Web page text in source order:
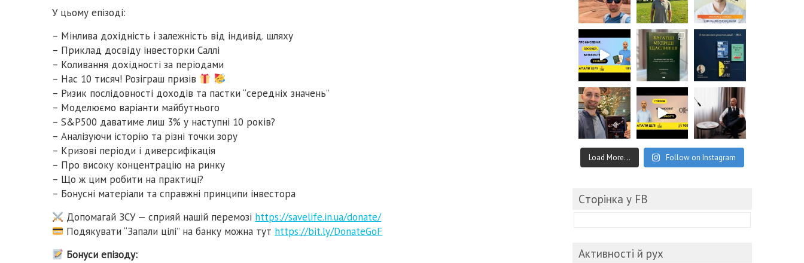
У цьому епізоді:
– Мінлива дохідність і залежність від індивід. шляху
– Приклад досвіду інвесторки Саллі
– Коливання дохідності за періодами
– Нас 10 тисяч! Розіграш призів
– Ризик послідовності доходів та пастки “середніх значень”
– Моделюємо варіанти майбутнього
– S&P500 даватиме лиш 3% у наступні 10 років?
– Аналізуючи історію та різні точки зору
– Кризові періоди і диверсифікація
– Про високу концентрацію на ринку
– Що ж цим робити на практиці?
– Бонусні матеріали та справжні принципи інвестора
Допомагай ЗСУ — сприяй нашій перемозі https://savelife.in.ua/donate/
Подякувати “Запали цілі” на банку можна тут https://bit.ly/DonateGoF
Бонуси епізоду:
Load More... Follow on Instagram
Cторінка у FB
Активності й рух